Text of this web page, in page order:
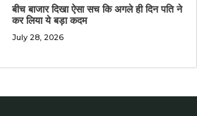
बीच बाजार दिखा ऐसा सच कि अगले ही दिन पति ने
कर लिया ये बड़ा कदम
July 28, 2026